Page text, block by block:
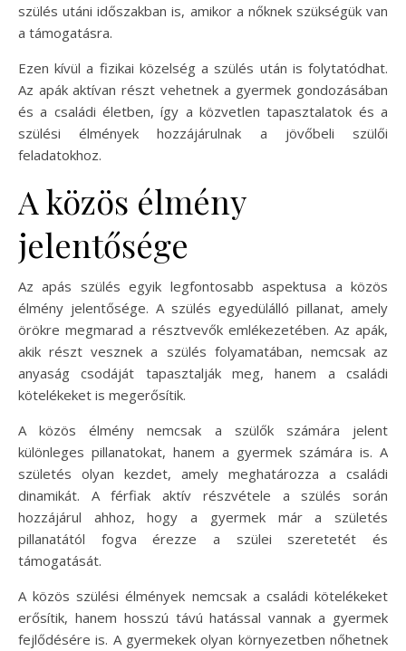
szülés utáni időszakban is, amikor a nőknek szükségük van
a támogatásra.
Ezen kívül a fizikai közelség a szülés után is folytatódhat.
Az apák aktívan részt vehetnek a gyermek gondozásában
és a családi életben, így a közvetlen tapasztalatok és a
szülési élmények hozzájárulnak a jövőbeli szülői
feladatokhoz.
A közös élmény
jelentősége
Az apás szülés egyik legfontosabb aspektusa a közös
élmény jelentősége. A szülés egyedülálló pillanat, amely
örökre megmarad a résztvevők emlékezetében. Az apák,
akik részt vesznek a szülés folyamatában, nemcsak az
anyaság csodáját tapasztalják meg, hanem a családi
kötelékeket is megerősítik.
A közös élmény nemcsak a szülők számára jelent
különleges pillanatokat, hanem a gyermek számára is. A
születés olyan kezdet, amely meghatározza a családi
dinamikát. A férfiak aktív részvétele a szülés során
hozzájárul ahhoz, hogy a gyermek már a születés
pillanatától fogva érezze a szülei szeretetét és
támogatását.
A közös szülési élmények nemcsak a családi kötelékeket
erősítik, hanem hosszú távú hatással vannak a gyermek
fejlődésére is. A gyermekek olyan környezetben nőhetnek